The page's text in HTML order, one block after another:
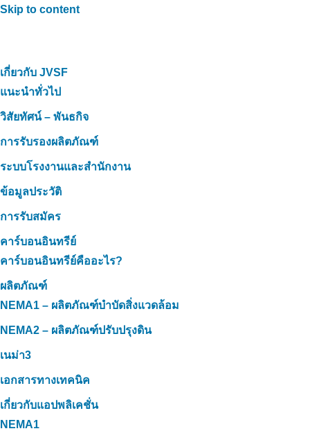
Skip to content
เกี่ยวกับ JVSF
แนะนำทั่วไป
วิสัยทัศน์ – พันธกิจ
การรับรองผลิตภัณฑ์
ระบบโรงงานและสำนักงาน
ข้อมูลประวัติ
การรับสมัคร
คาร์บอนอินทรีย์
คาร์บอนอินทรีย์คืออะไร?
ผลิตภัณฑ์
NEMA1 – ผลิตภัณฑ์บำบัดสิ่งแวดล้อม
NEMA2 – ผลิตภัณฑ์ปรับปรุงดิน
เนม่า3
เอกสารทางเทคนิค
เกี่ยวกับแอปพลิเคชั่น
NEMA1